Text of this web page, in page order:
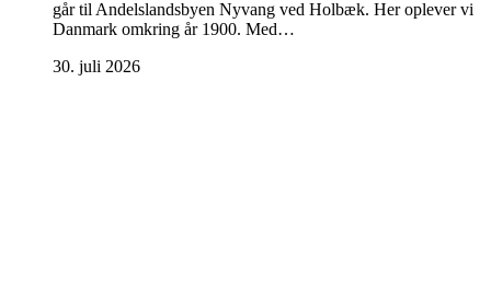
går til Andelslandsbyen Nyvang ved Holbæk. Her oplever vi
Danmark omkring år 1900. Med…
30. juli 2026